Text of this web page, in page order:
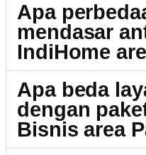
Apa
mendasar
IndiHome
Apa beda
dengan
Bisnis area